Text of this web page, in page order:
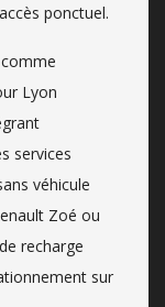
ponctuel.
Lyon
services
véhicule
Zoé ou
recharge
sur